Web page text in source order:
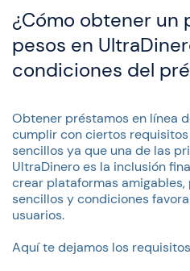
¿Cómo obtener un
pesos en
condiciones del
Obtener préstamos en línea
cumplir con ciertos
sencillos ya que una de las
UltraDinero es la inclusión
crear plataformas
sencillos y condiciones
usuarios.
Aquí te dejamos los